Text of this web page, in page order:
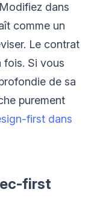
dans
comme un
Le contrat
fois. Si vous
de sa
purement
first dans
first